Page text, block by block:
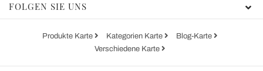
FOLGEN SIE UNS
Produkte Karte Kategorien Karte
Blog-Karte
Verschiedene Karte